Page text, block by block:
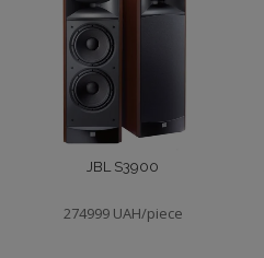
JBL S3900
274999 UAH/piece